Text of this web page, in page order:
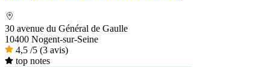
30 avenue du Général de Gaulle
10400 Nogent-sur-Seine
4,5 /5 (3 avis)
top notes